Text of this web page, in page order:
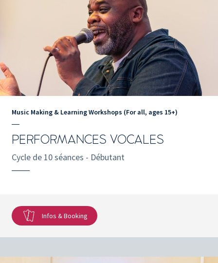
Music Making & Learning Workshops (For all, ages 15+)
PERFORMANCES VOCALES
Cycle de 10 séances - Débutant
Infos & Booking